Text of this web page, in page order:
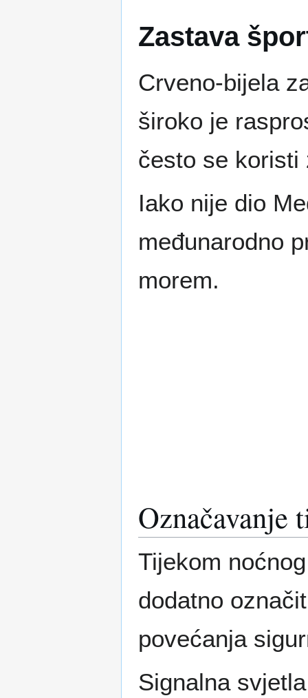
Zastava
Crveno-bijela
široko je
često se koristi
Iako nije dio
međunarodno
morem.
Označavanje
Tijekom
dodatno
povećanja
Signalna